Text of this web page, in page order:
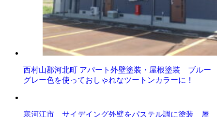
西村山郡河北町 アパート外壁塗装・屋根塗装 ブルー
グレー色を使っておしゃれなツートンカラーに！
寒河江市 サイデイング外壁をパステル調に塗装 屋